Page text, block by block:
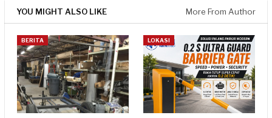
YOU MIGHT ALSO LIKE More From Author
BERITA LOKASI